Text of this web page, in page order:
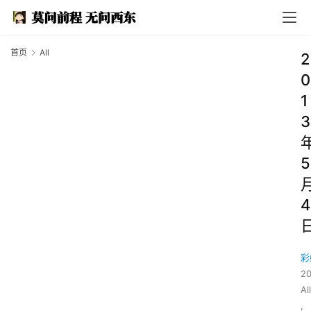
首页 All
2
0
1
3
5
4
All
,